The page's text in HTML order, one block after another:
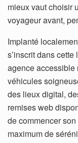
mieux vaut choisir
voyageur avant,
Implanté
s’inscrit dans cette
agence accessible
véhicules
des lieux digital,
remises web
de commencer
maximum de